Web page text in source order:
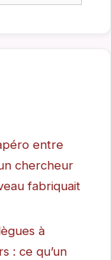
entre
chercheur
fabriquait
à
: ce qu’un